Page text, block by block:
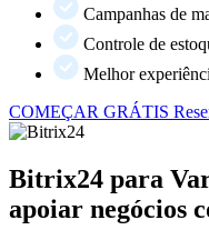
Campanhas de
Controle de
Melhor
COMEÇAR GRÁTIS
Bitrix24 para
apoiar negócios